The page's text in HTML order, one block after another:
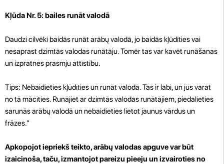
Kļūda Nr. 5: bailes runāt valodā
Daudzi cilvēki baidās runāt arābų valodā, jo baidās kļūdīties vai
nesaprast dzimtās valodas runātāju. Tomēr tas var kavēt runāšanas
un izpratnes prasmju attīstību.
Tips: Nebaidieties kļūdīties un runāt valodā. Tas ir labi, un jūs varat
no tā mācīties. Runājiet ar dzimtās valodas runātājiem, piedalieties
sarunās arābų valodā un nebaidieties lietot jaunus vārdus un
frāzes."
Apkopojot iepriekš teikto, arābų valodas apguve var būt
izaicinoša, taču, izmantojot pareizu pieeju un izvairoties no